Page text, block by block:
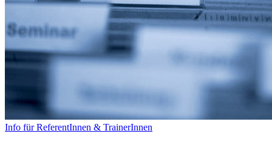
Info für ReferentInnen & TrainerInnen